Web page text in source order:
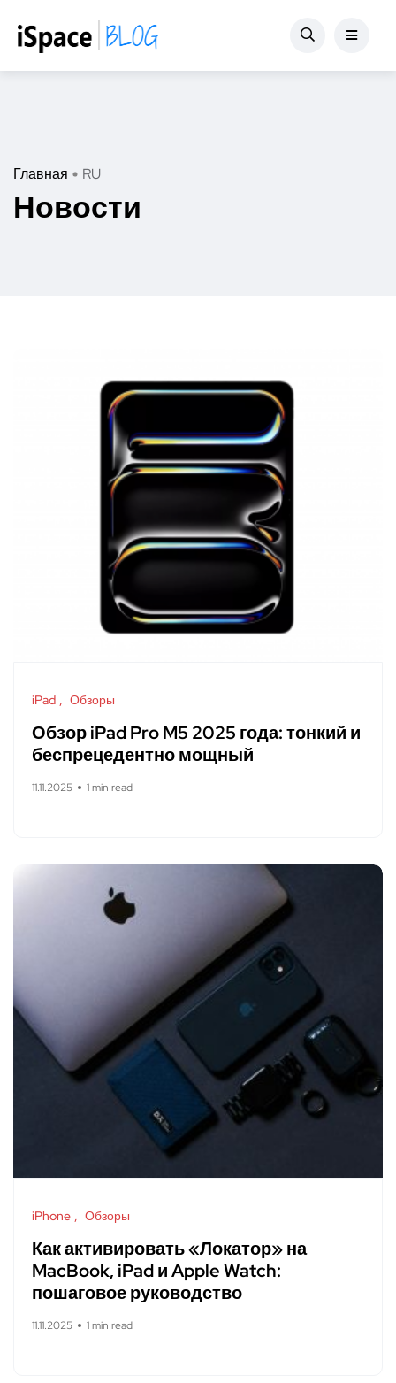
Главная RU
Новости
iPad Обзоры
Обзор iPad Pro M5 2025 года: тонкий и
беспрецедентно мощный
11.11.2025 1 min read
iPhone Обзоры
Как активировать «Локатор» на
MacBook, iPad и Apple Watch:
пошаговое руководство
11.11.2025 1 min read